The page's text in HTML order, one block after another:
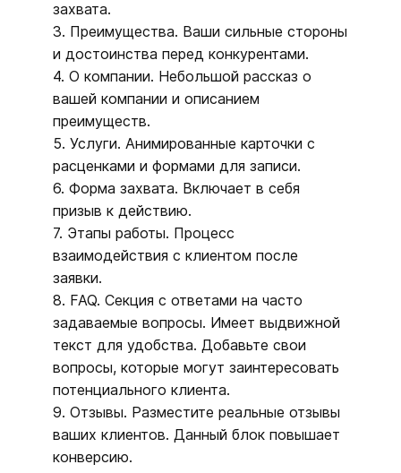
захвата.
3. Преимущества. Ваши сильные стороны
и достоинства перед конкурентами.
4. О компании. Небольшой рассказ о
вашей компании и описанием
преимуществ.
5. Услуги. Анимированные карточки с
расценками и формами для записи.
6. Форма захвата. Включает в себя
призыв к действию.
7. Этапы работы. Процесс
взаимодействия с клиентом после
заявки.
8. FAQ. Секция с ответами на часто
задаваемые вопросы. Имеет выдвижной
текст для удобства. Добавьте свои
вопросы, которые могут заинтересовать
потенциального клиента.
9. Отзывы. Разместите реальные отзывы
ваших клиентов. Данный блок повышает
конверсию.